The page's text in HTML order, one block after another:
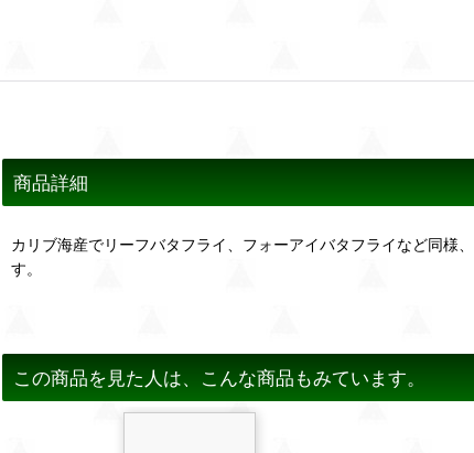
商品詳細
カリブ海産でリーフバタフライ、フォーアイバタフライなど同様
す。
この商品を見た人は、こんな商品もみています。